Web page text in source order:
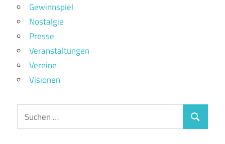
Gewinnspiel
Nostalgie
Presse
Veranstaltungen
Vereine
Visionen